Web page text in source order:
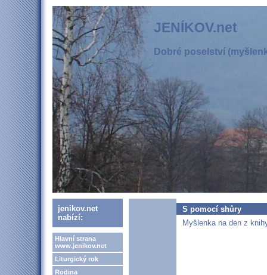
JENÍKOV.net
Dobré poselství
jenikov.net
nabízí:
Hlavní strana
www.jenikov.net
Liturgický rok
Rodina
S pomocí shůry
Myšlenka na den z